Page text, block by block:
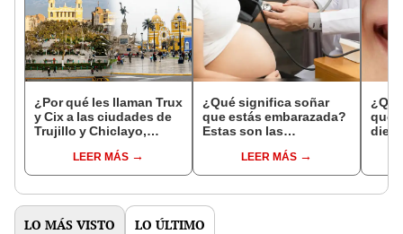
¿Por qué les llaman Trux
y Cix a las ciudades de
Trujillo y Chiclayo,
LEER MÁS
¿Qué significa soñar
que estás embarazada?
Estas son las
comunesLEER MÁS
que
LO MÁS VISTO LO ÚLTIMO